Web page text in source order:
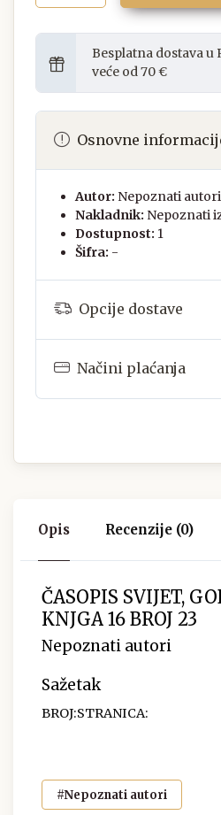
Besplatna dostava u
veće od 70 €
Osnovne
Autor: Nepoznati autori
Nakladnik: Nepoznati
Dostupnost: 1
Šifra: -
Opcije dostave
Načini plaćanja
Opis Recenzije (0)
ČASOPIS SVIJET,
KNJGA 16 BROJ 23
Nepoznati autori
Sažetak
BROJ:STRANICA:
#Nepoznati autori